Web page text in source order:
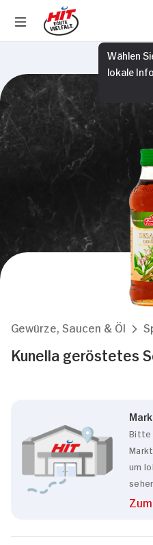
Wählen
lokale
Gewürze, Saucen & Öl
Kunella geröstetes
Bitte
Markt
um